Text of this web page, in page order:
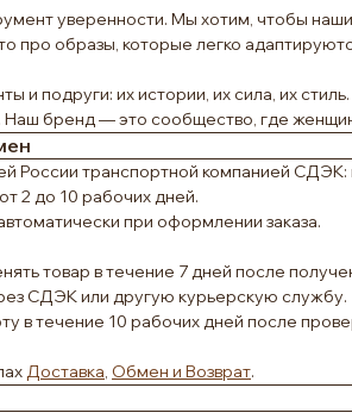
уверенности. Мы хотим, чтобы
про образы, которые легко
и подруги: их истории, их сила, их
Наш бренд — это сообщество, где
России транспортной компанией СДЭК:
2 до 10 рабочих дней.
при оформлении заказа.
товар в течение 7 дней после
СДЭК или другую курьерскую службу.
в течение 10 рабочих дней после
Доставка, Обмен и Возврат.